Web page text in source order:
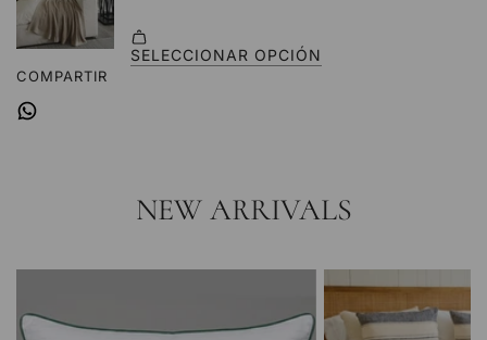
COMPARTIR
NEW ARRIVALS